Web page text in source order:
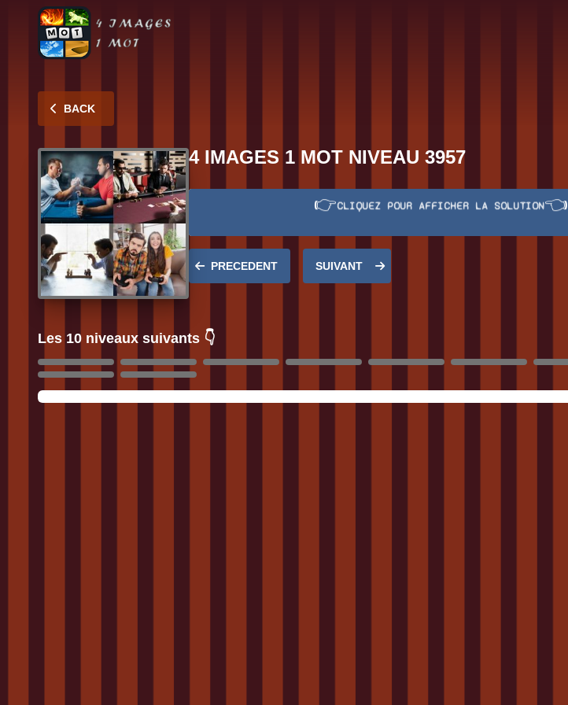
BACK
4 IMAGES 1 MOT NIVEAU 3957
👉CLIQUEZ POUR AFFICHER LA SOLUTION👈
PRECEDENT SUIVANT
Les 10 niveaux suivants 👇
3966
3967